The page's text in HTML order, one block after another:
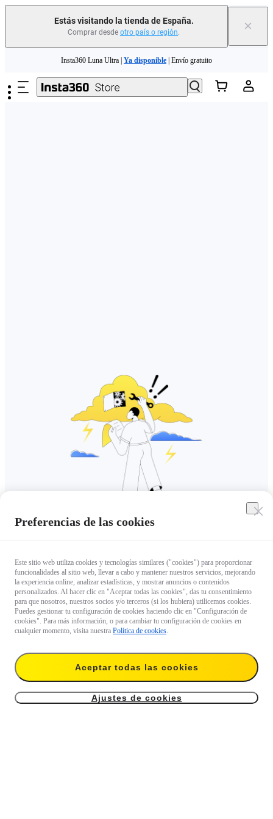
Estás visitando la tienda de España.
Comprar desde otro país o región. ×
Need shopping help? | Chat with our experts now!
Insta360 Luna Ultra | Ya disponible | Envío gratuito
Preferencias de las cookies
Este sitio web utiliza cookies y tecnologías similares ("cookies") para proporcionar
funcionalidades al sitio web, llevar a cabo y mantener nuestros servicios, mejorando
la experiencia online, analizar estadísticas, y mostrar anuncios o contenidos
personalizados. Al hacer clic en "Aceptar todas las cookies", das tu consentimiento
para que nosotros, nuestros socios y/o terceros (si los hubiera) utilicemos cookies.
Puedes gestionar tu configuración de cookies haciendo clic en "Configuración de
cookies". Para más información, o para cambiar tu configuración de cookies en
cualquier momento, visita nuestra Política de cookies.
Aceptar todas las cookies
Ajustes de cookies